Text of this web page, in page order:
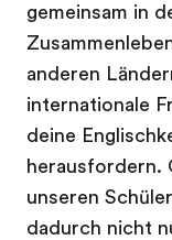
gemeinsam in
anderen
internationale
deine
herausfordern.
unseren
dadurch nicht